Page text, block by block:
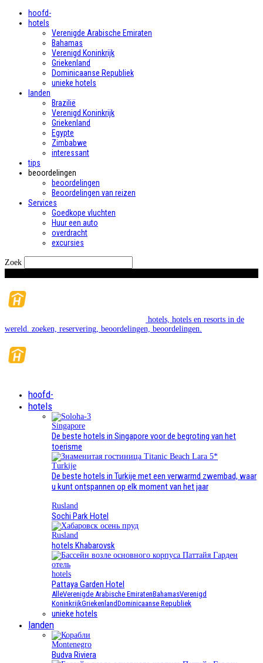
hoofd-
hotels
Verenigde Arabische Emiraten
Bahamas
Verenigd Koninkrijk
Griekenland
Dominicaanse Republiek
unieke hotels
landen
Brazilië
Verenigd Koninkrijk
Griekenland
Egypte
Zimbabwe
interessant
tips
beoordelingen
beoordelingen
Beoordelingen van reizen
Services
Goedkope vluchten
Huur een auto
overdracht
excursies
Zoek
hotels, hotels en resorts in de
wereld. zoeken, reservering, beoordelingen, beoordelingen.
hoofd-
hotels
Singapore
De beste hotels in Singapore voor de begroting van het
toerisme
Turkije
De beste hotels in Turkije met een verwarmd zwembad, waar
u kunt ontspannen op elk moment van het jaar
Rusland
Sochi Park Hotel
Rusland
hotels Khabarovsk
hotels
Pattaya Garden Hotel
AlleVerenigde Arabische EmiratenBahamasVerenigd
KoninkrijkGriekenlandDominicaanse Republiek
unieke hotels
landen
Montenegro
Budva Riviera